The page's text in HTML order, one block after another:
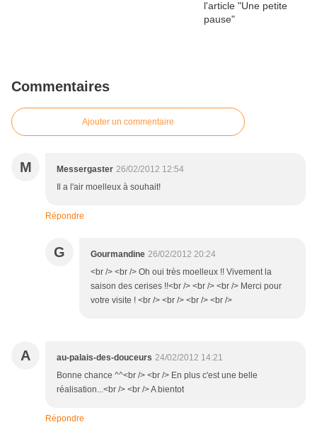
Commentaires
Ajouter un commentaire
M Messergaster 26/02/2012 12:54
Il a l'air moelleux à souhait!
Répondre
G Gourmandine 26/02/2012 20:24
<br /> <br /> Oh oui très moelleux !! Vivement la
saison des cerises !!<br /> <br /> <br /> Merci pour
votre visite ! <br /> <br /> <br /> <br />
A au-palais-des-douceurs 24/02/2012 14:21
Bonne chance ^^<br /> <br /> En plus c'est une belle
réalisation...<br /> <br /> A bientot
Répondre